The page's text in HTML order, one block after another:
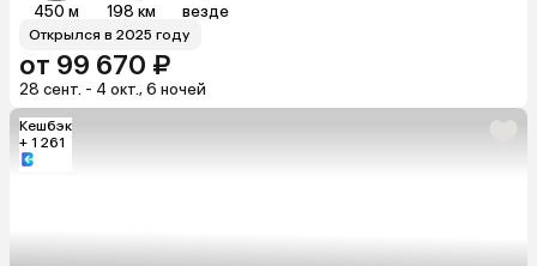
450 м 198 км везде
Открылся в 2025 году
от 99 670 ₽
28 сент. - 4 окт., 6 ночей
Кешбэк
+ 1 261